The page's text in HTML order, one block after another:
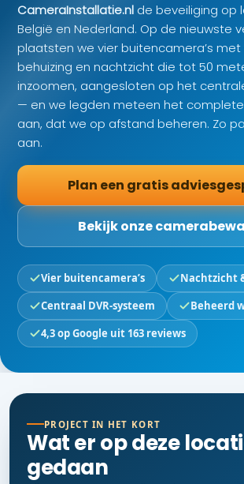
CameraInstallatie.nl de beveiliging op
België en Nederland. Op de nieuwste
plaatsten we vier buitencamera’s
behuizing en nachtzicht die tot 50
inzoomen, aangesloten op het
— en we legden meteen het
aan, dat we op afstand beheren. Zo
aan.
Plan een gratis
Bekijk onze
Vier buitencamera’s
Nachtzicht
Centraal DVR-systeem
Beheerd
4,3 op Google uit 163 reviews
PROJECT IN HET KORT
Wat er op deze
gedaan